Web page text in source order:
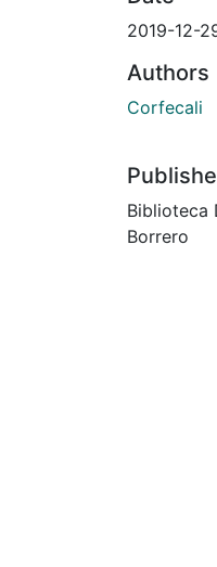
2019-12-
Authors
Corfecali
Biblioteca
Borrero